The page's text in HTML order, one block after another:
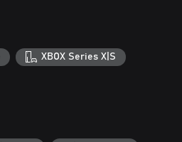
XBOX Series X|S